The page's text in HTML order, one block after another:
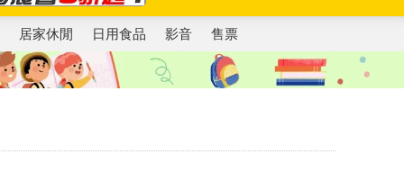
居家休閒 日用食品 影音 售票